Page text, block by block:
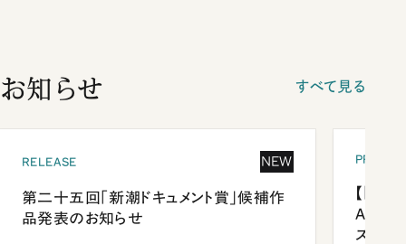
お知らせ すべて見る
RELEASE NEW
第二十五回「新潮ドキュメント賞」候補作
品発表のお知らせ
【「新
ズプレ